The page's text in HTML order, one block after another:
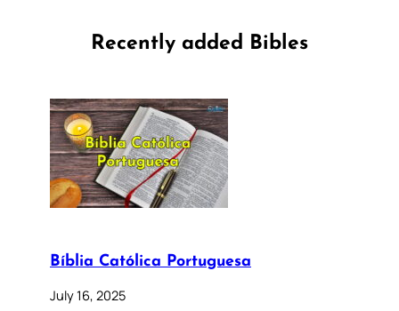
Recently added Bibles
Bíblia Católica Portuguesa
July 16, 2025